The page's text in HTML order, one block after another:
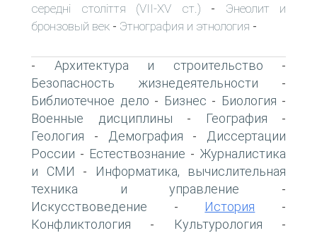
середні століття (VII-XV ст.) - Энеолит и
бронзовый век - Этнография и этнология -
- Архитектура и строительство -
Безопасность жизнедеятельности -
Библиотечное дело - Бизнес - Биология -
Военные дисциплины - География -
Геология - Демография -
Диссертации
России - Естествознание - Журналистика
и СМИ -
Информатика, вычислительная
техника и управление -
Искусствоведение - История -
Конфликтология - Культурология -